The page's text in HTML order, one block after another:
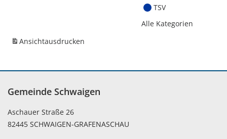
TSV
Alle Kategorien
Ansichtausdrucken
Gemeinde Schwaigen
Aschauer Straße 26
82445 SCHWAIGEN-GRAFENASCHAU